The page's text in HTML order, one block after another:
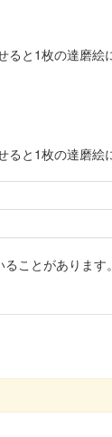
と1枚の達磨絵
と1枚の達磨絵
ことがありま